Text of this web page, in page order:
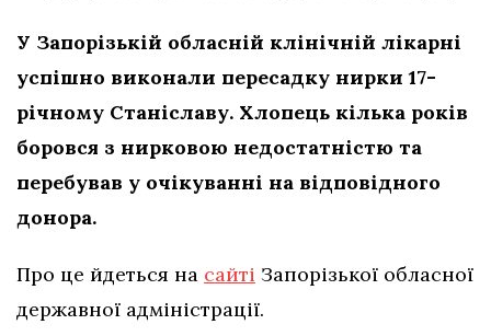
У Запорізькій обласній клінічній лікарні
успішно виконали пересадку нирки 17-
річному Станіславу. Хлопець кілька років
боровся з нирковою недостатністю та
перебував у очікуванні на відповідного
донора.
Про це йдеться на сайті Запорізької обласної
державної адміністрації.